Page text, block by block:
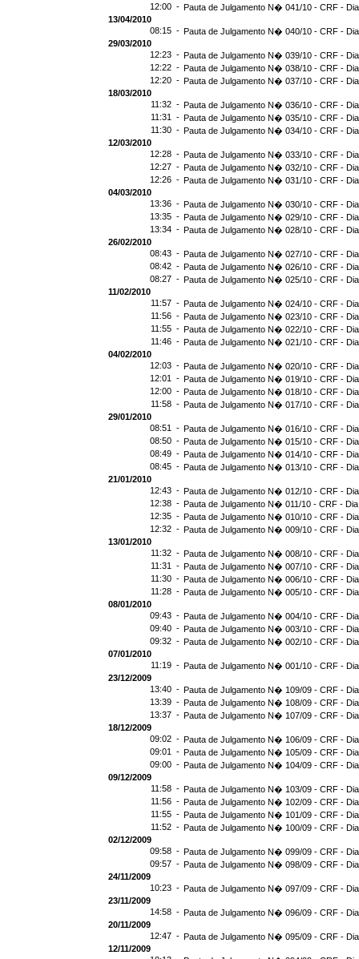
12:00 - Pauta de Julgamento N� 041/10 - CRF -
13/04/2010
08:15 - Pauta de Julgamento N� 040/10 - CRF -
29/03/2010
12:23 - Pauta de Julgamento N� 039/10 - CRF -
12:22 - Pauta de Julgamento N� 038/10 - CRF -
12:20 - Pauta de Julgamento N� 037/10 - CRF -
18/03/2010
11:32 - Pauta de Julgamento N� 036/10 - CRF -
11:31 - Pauta de Julgamento N� 035/10 - CRF -
11:30 - Pauta de Julgamento N� 034/10 - CRF -
12/03/2010
12:28 - Pauta de Julgamento N� 033/10 - CRF -
12:27 - Pauta de Julgamento N� 032/10 - CRF -
12:26 - Pauta de Julgamento N� 031/10 - CRF -
04/03/2010
13:36 - Pauta de Julgamento N� 030/10 - CRF -
13:35 - Pauta de Julgamento N� 029/10 - CRF -
13:34 - Pauta de Julgamento N� 028/10 - CRF -
26/02/2010
08:43 - Pauta de Julgamento N� 027/10 - CRF -
08:42 - Pauta de Julgamento N� 026/10 - CRF -
08:27 - Pauta de Julgamento N� 025/10 - CRF -
11/02/2010
11:57 - Pauta de Julgamento N� 024/10 - CRF -
11:56 - Pauta de Julgamento N� 023/10 - CRF -
11:55 - Pauta de Julgamento N� 022/10 - CRF -
11:46 - Pauta de Julgamento N� 021/10 - CRF -
04/02/2010
12:03 - Pauta de Julgamento N� 020/10 - CRF -
12:01 - Pauta de Julgamento N� 019/10 - CRF -
12:00 - Pauta de Julgamento N� 018/10 - CRF -
11:58 - Pauta de Julgamento N� 017/10 - CRF -
29/01/2010
08:51 - Pauta de Julgamento N� 016/10 - CRF -
08:50 - Pauta de Julgamento N� 015/10 - CRF -
08:49 - Pauta de Julgamento N� 014/10 - CRF -
08:45 - Pauta de Julgamento N� 013/10 - CRF -
21/01/2010
12:43 - Pauta de Julgamento N� 012/10 - CRF -
12:38 - Pauta de Julgamento N� 011/10 - CRF -
12:35 - Pauta de Julgamento N� 010/10 - CRF -
12:32 - Pauta de Julgamento N� 009/10 - CRF -
13/01/2010
11:32 - Pauta de Julgamento N� 008/10 - CRF -
11:31 - Pauta de Julgamento N� 007/10 - CRF -
11:30 - Pauta de Julgamento N� 006/10 - CRF -
11:28 - Pauta de Julgamento N� 005/10 - CRF -
08/01/2010
09:43 - Pauta de Julgamento N� 004/10 - CRF -
09:40 - Pauta de Julgamento N� 003/10 - CRF -
09:32 - Pauta de Julgamento N� 002/10 - CRF -
07/01/2010
11:19 - Pauta de Julgamento N� 001/10 - CRF -
23/12/2009
13:40 - Pauta de Julgamento N� 109/09 - CRF -
13:39 - Pauta de Julgamento N� 108/09 - CRF -
13:37 - Pauta de Julgamento N� 107/09 - CRF -
18/12/2009
09:02 - Pauta de Julgamento N� 106/09 - CRF -
09:01 - Pauta de Julgamento N� 105/09 - CRF -
09:00 - Pauta de Julgamento N� 104/09 - CRF -
09/12/2009
11:58 - Pauta de Julgamento N� 103/09 - CRF -
11:56 - Pauta de Julgamento N� 102/09 - CRF -
11:55 - Pauta de Julgamento N� 101/09 - CRF -
11:52 - Pauta de Julgamento N� 100/09 - CRF -
02/12/2009
09:58 - Pauta de Julgamento N� 099/09 - CRF -
09:57 - Pauta de Julgamento N� 098/09 - CRF -
24/11/2009
10:23 - Pauta de Julgamento N� 097/09 - CRF -
23/11/2009
14:58 - Pauta de Julgamento N� 096/09 - CRF -
20/11/2009
12:47 - Pauta de Julgamento N� 095/09 - CRF -
12/11/2009